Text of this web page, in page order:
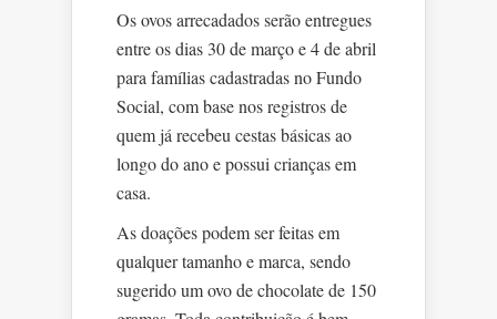
Os ovos arrecadados serão entregues
entre os dias 30 de março e 4 de abril
para famílias cadastradas no Fundo
Social, com base nos registros de
quem já recebeu cestas básicas ao
longo do ano e possui crianças em
casa.
As doações podem ser feitas em
qualquer tamanho e marca, sendo
sugerido um ovo de chocolate de 150